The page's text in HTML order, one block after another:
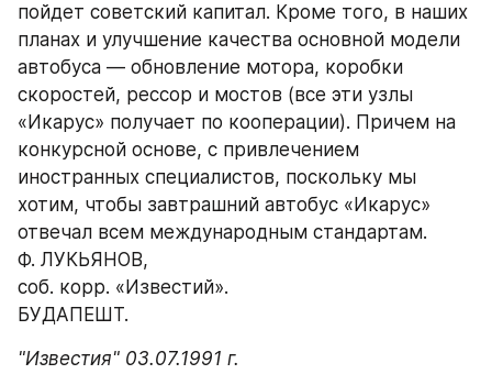
пойдет советский капитал. Кроме того, в наших
планах и улучшение качества основной модели
автобуса — обновление мотора, коробки
скоростей, рессор и мостов (все эти узлы
«Икарус» получает по кооперации). Причем на
конкурсной основе, с привлечением
иностранных специалистов, поскольку мы
хотим, чтобы завтрашний автобус «Икарус»
отвечал всем международным стандартам.
Ф. ЛУКЬЯНОВ,
соб. корр. «Известий».
БУДАПЕШТ.
"Известия" 03.07.1991 г.